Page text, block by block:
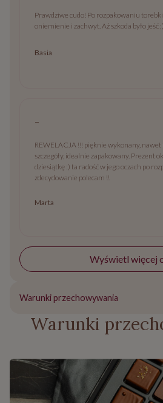
Prawdziwe cudo! Po rozpakowaniu
oniemienie i zachwyt. Aż szkoda było jeść ;)
Basia
-
REWELACJA !!! pięknie wykonany,
szczegóły, idealnie zapakowany. Prezent
dziesiątkę :) ta radość w jego oczach po
zdecydowanie polecam !!
Marta
Wyświetl więcej
Warunki przechowywania
Warunki